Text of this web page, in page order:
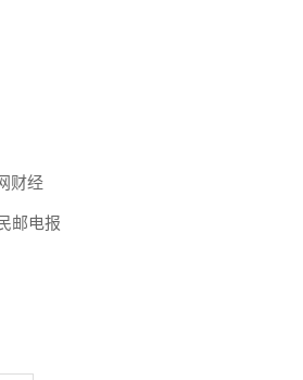
财经
邮电报